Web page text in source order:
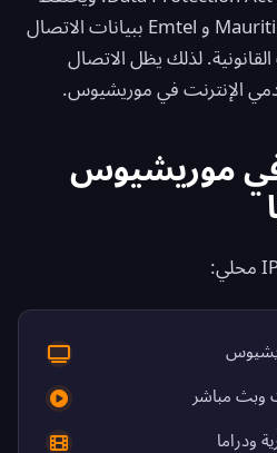
مشغّلو Mauritius Telecom (my.t) و Emtel ببيانات الاتصال
لذلك يظل الاتصال
الإنترنت في موريشيوس.
موريشيوس
وبث مباشر
ودراما